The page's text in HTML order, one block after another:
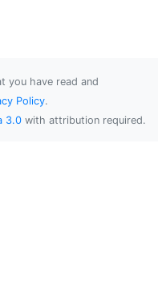
you have read and
Policy.
3.0 with attribution required.